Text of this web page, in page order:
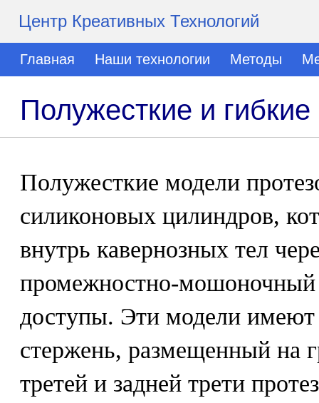
Центр Креативных Технологий
Главная Наши технологии Методы
Полужесткие и
Полужесткие модели
силиконовых цилиндров,
внутрь кавернозных тел
промежностно-
доступы. Эти модели имеют
стержень, размещенный на
третей и задней трети